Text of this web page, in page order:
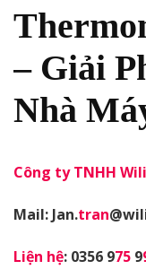
– Giải
Nhà
Công ty TNHH Wili
Mail: Jan.tran
Liện hệ: 0356 975 9